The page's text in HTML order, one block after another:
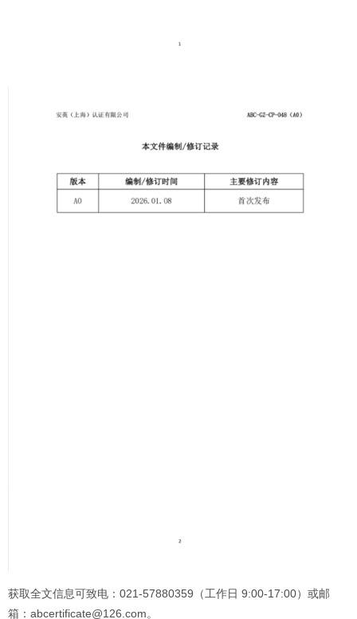
获取全文信息可致电：021-57880359（工作日 9:00-17:00）或邮
箱：abcertificate@126.com。